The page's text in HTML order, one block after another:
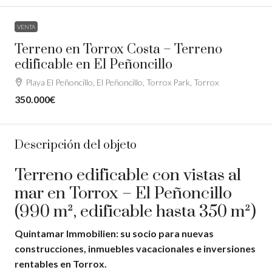
VENTA
Terreno en Torrox Costa – Terreno
edificable en El Peñoncillo
Playa El Peñoncillo, El Peñoncillo, Torrox Park, Torrox
350.000€
Descripción del objeto
Terreno edificable con vistas al
mar en Torrox – El Peñoncillo
(990 m², edificable hasta 350 m²)
Quintamar Immobilien: su socio para nuevas
construcciones, inmuebles vacacionales e inversiones
rentables en Torrox.